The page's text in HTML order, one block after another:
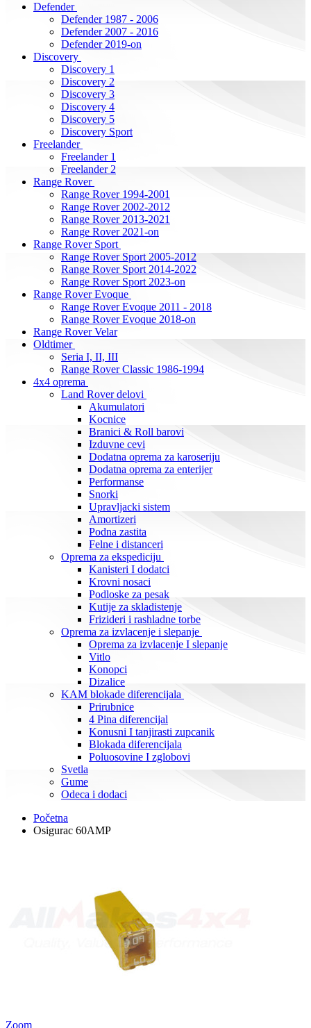
Defender
Defender 1987 - 2006
Defender 2007 - 2016
Defender 2019-on
Discovery
Discovery 1
Discovery 2
Discovery 3
Discovery 4
Discovery 5
Discovery Sport
Freelander
Freelander 1
Freelander 2
Range Rover
Range Rover 1994-2001
Range Rover 2002-2012
Range Rover 2013-2021
Range Rover 2021-on
Range Rover Sport
Range Rover Sport 2005-2012
Range Rover Sport 2014-2022
Range Rover Sport 2023-on
Range Rover Evoque
Range Rover Evoque 2011 - 2018
Range Rover Evoque 2018-on
Range Rover Velar
Oldtimer
Seria I, II, III
Range Rover Classic 1986-1994
4x4 oprema
Land Rover delovi
Akumulatori
Kocnice
Branici & Roll barovi
Izduvne cevi
Dodatna oprema za karoseriju
Dodatna oprema za enterijer
Performanse
Snorki
Upravljacki sistem
Amortizeri
Podna zastita
Felne i distanceri
Oprema za ekspediciju
Kanisteri I dodatci
Krovni nosaci
Podloske za pesak
Kutije za skladistenje
Frizideri i rashladne torbe
Oprema za izvlacenje i slepanje
Oprema za izvlacenje I slepanje
Vitlo
Konopci
Dizalice
KAM blokade diferencijala
Prirubnice
4 Pina diferencijal
Konusni I tanjirasti zupcanik
Blokada diferencijala
Poluosovine I zglobovi
Svetla
Gume
Odeca i dodaci
Početna
Osigurac 60AMP
Zoom